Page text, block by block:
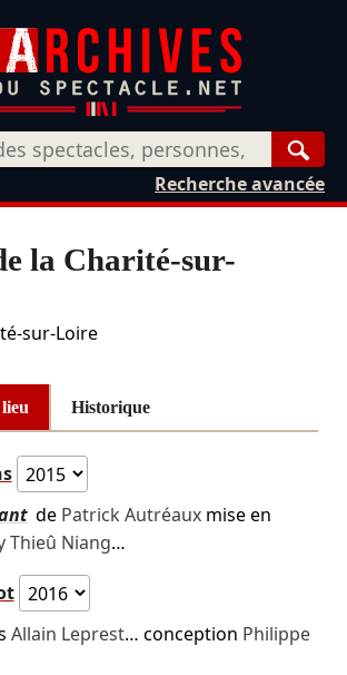
Recherche avancée
la Charité-sur-
sur-Loire
Historique
de Patrick Autréauxmise en
Thieû Niang…
Allain Leprest… conception Philippe